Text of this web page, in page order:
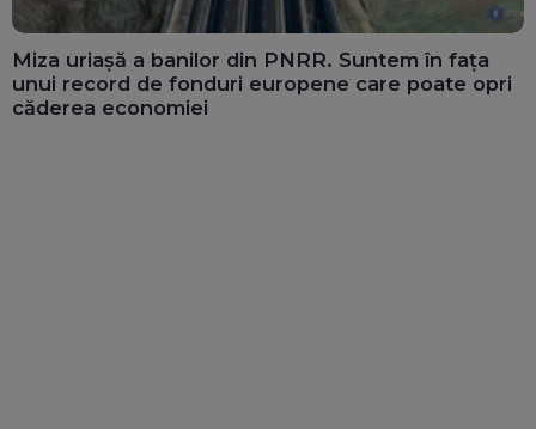
Miza uriașă a banilor din PNRR. Suntem în fața
unui record de fonduri europene care poate opri
căderea economiei